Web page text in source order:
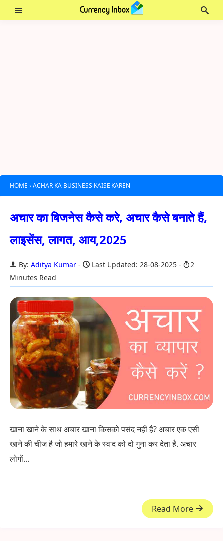
HOME › ACHAR KA BUSINESS KAISE KAREN
अचार का बिजनेस कैसे करे, अचार कैसे बनाते हैं,
लाइसेंस, लागत, आय,2025
By: Aditya Kumar Last Updated: 28-08-2025
2
Minutes Read
खाना खाने के साथ अचार खाना किसको पसंद नहीं है? अचार एक एसी
खाने की चीज है जो हमारे खाने के स्वाद को दो गुना कर देता है. अचार
लोगों...
Read More